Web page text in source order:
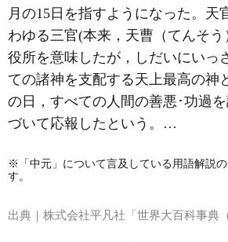
月の15日を指すようになった。天
わゆる三官(本来，天曹（てんそ
役所を意味したが，しだいにいっ
ての諸神を支配する天上最高の神
の日，すべての人間の善悪･功過
づいて応報したという。…
※「中元」について言及している用語解説
す。
出典｜ 株式会社平凡社「世界大百科事典